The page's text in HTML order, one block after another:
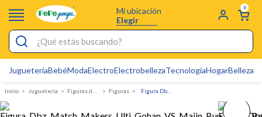
Mi ubicación
Elegir
0
¿Qué estás buscando?
JugueteriaBebéModaElectroElectrobellezaTecnologíaHogarBelleza
Jugueteria Figuras de accion y robots Figuras